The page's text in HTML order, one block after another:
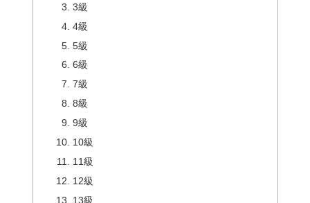
3級
4級
5級
6級
7級
8級
9級
10級
11級
12級
13級